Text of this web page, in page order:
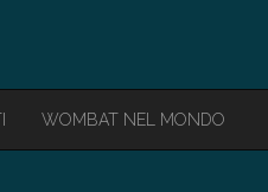
WOMBAT NEL MONDO